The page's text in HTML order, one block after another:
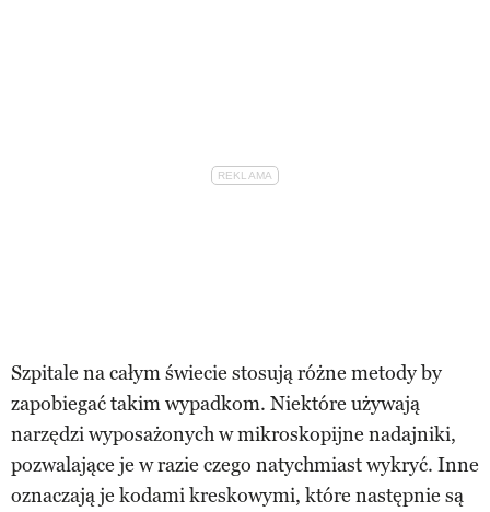
Szpitale na całym świecie stosują różne metody by
zapobiegać takim wypadkom. Niektóre używają
narzędzi wyposażonych w mikroskopijne nadajniki,
pozwalające je w razie czego natychmiast wykryć. Inne
oznaczają je kodami kreskowymi, które następnie są